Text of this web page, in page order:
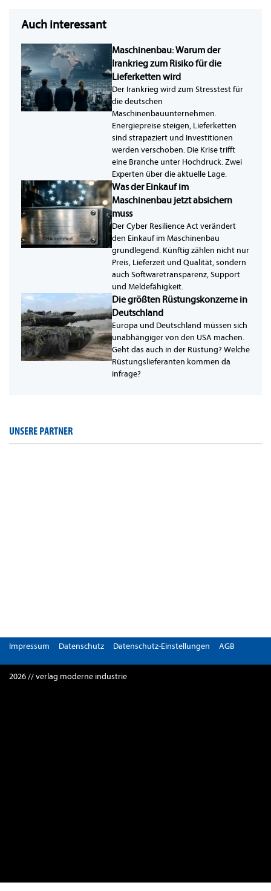
Auch interessant
Maschinenbau: Warum der
Irankrieg zum Risiko für die
Lieferketten wird
Der Irankrieg wird zum Stresstest für
die deutschen
Maschinenbauunternehmen.
Energiepreise steigen, Lieferketten
sind strapaziert und Investitionen
werden verschoben. Die Krise trifft
eine Branche unter Hochdruck. Zwei
Experten über die aktuelle Lage.
Was der Einkauf im
Maschinenbau jetzt absichern
muss
Der Cyber Resilience Act verändert
den Einkauf im Maschinenbau
grundlegend. Künftig zählen nicht nur
Preis, Lieferzeit und Qualität, sondern
auch Softwaretransparenz, Support
und Meldefähigkeit.
Die größten Rüstungskonzerne in
Deutschland
Europa und Deutschland müssen sich
unabhängiger von den USA machen.
Geht das auch in der Rüstung? Welche
Rüstungslieferanten kommen da
infrage?
UNSERE PARTNER
Impressum Datenschutz Datenschutz-Einstellungen AGB
2026 // verlag moderne industrie